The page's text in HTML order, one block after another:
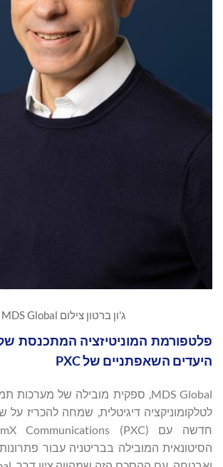
ג'ון ברטון צילום MDS Global
היעדים השאפתניים של PXC
לטלקומוניקציה דיגיטלית, שמחה להכריז
הסיטונאית המובילה בבריטניה עבור פתרונות